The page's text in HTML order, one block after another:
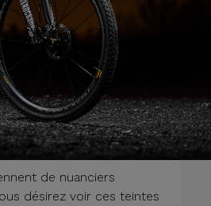
de nuanciers
désirez voir ces teintes